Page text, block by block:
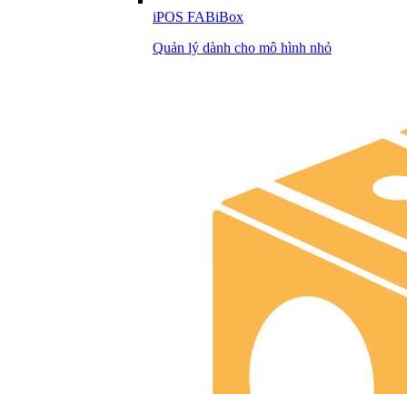
iPOS FABiBox
Quản lý dành cho mô hình nhỏ